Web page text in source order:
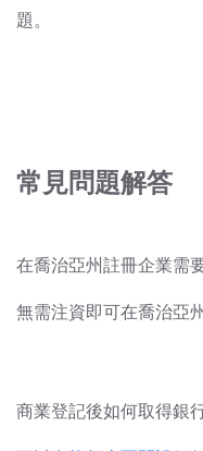
題。
常見問題解答
在喬治亞州註冊企業需
無需注資即可在喬治亞
商業登記後如何取得銀